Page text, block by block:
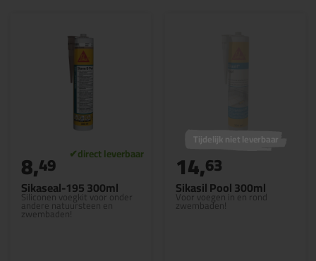
Sikaseal-195 300ml
Siliconen voegkit voor onder
andere natuursteen en
zwembaden!
8,49
Sikasil Pool 300ml
Voor voegen in en rond
zwembaden!
Tijdelijk niet leverbaar
14,63